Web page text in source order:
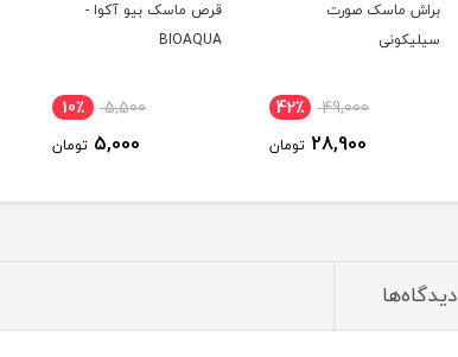
براش ماسک صورت
سیلیکونی
49,000 42٪
28,900 تومان
قرص ماسک بیو آکوا -
BIOAQUA
5,500 10٪
5,000 تومان
دیدگاه‌ها